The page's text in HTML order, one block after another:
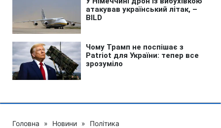
Головна » Новини » Політика